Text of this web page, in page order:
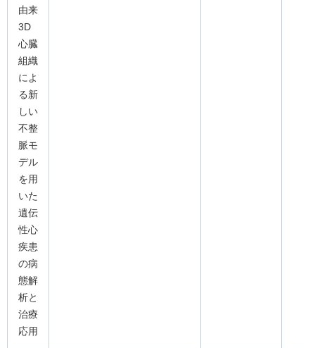
由来
3D
心臓
組織
によ
る新
しい
不整
脈モ
デル
を用
いた
遺伝
性心
疾患
の病
態解
析と
治療
応用